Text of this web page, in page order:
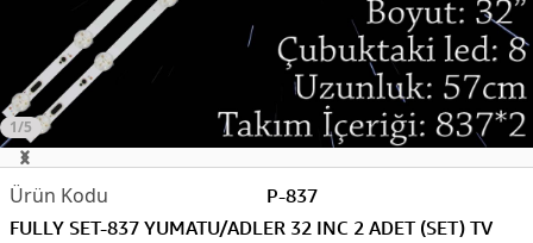
1/5
P-837
FULLY SET-837 YUMATU/ADLER 32 INC 2 ADET (SET) TV